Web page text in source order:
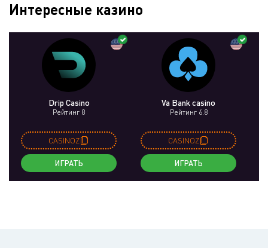
Интересные казино
Drip Casino
Рейтинг 8
CASINOZ
ИГРАТЬ
Va Bank casino
Рейтинг 6.8
CASINOZ
ИГРАТЬ